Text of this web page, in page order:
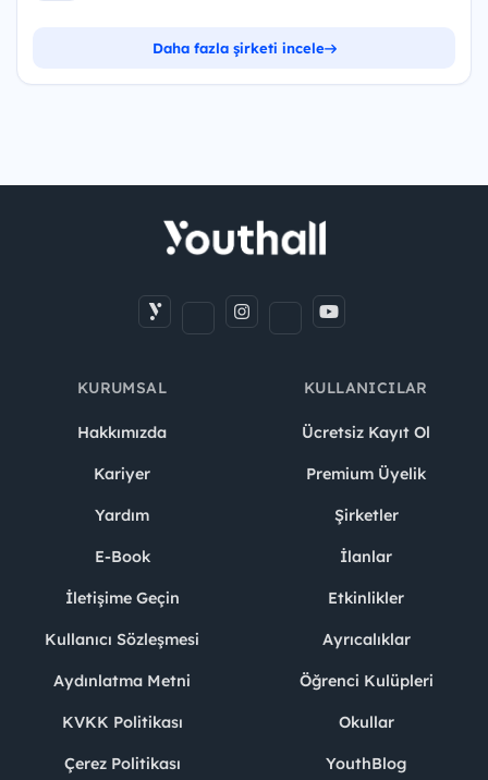
Daha fazla şirketi incele
KURUMSAL
Hakkımızda
Kariyer
Yardım
E-Book
İletişime Geçin
Kullanıcı Sözleşmesi
Aydınlatma Metni
KVKK Politikası
Çerez Politikası
KULLANICILAR
Ücretsiz Kayıt Ol
Premium Üyelik
Şirketler
İlanlar
Etkinlikler
Ayrıcalıklar
Öğrenci Kulüpleri
Okullar
YouthBlog